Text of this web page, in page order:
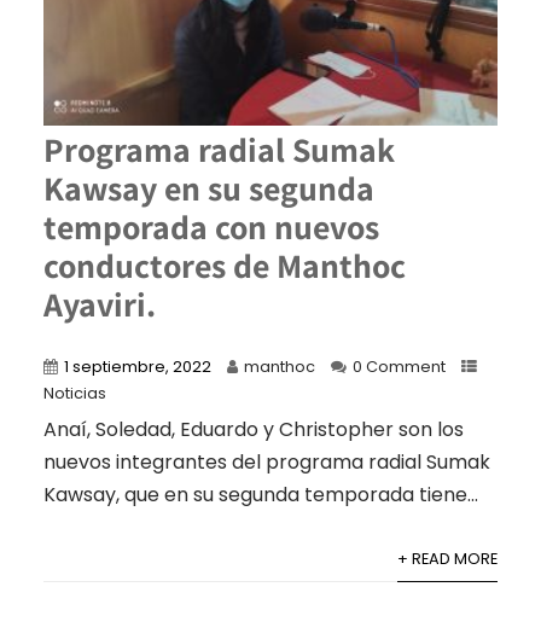
Programa radial Sumak
Kawsay en su segunda
temporada con nuevos
conductores de Manthoc
Ayaviri.
1 septiembre, 2022 manthoc
0 Comment
Noticias
Anaí, Soledad, Eduardo y Christopher son los
nuevos integrantes del programa radial Sumak
Kawsay, que en su segunda temporada tiene...
+ READ MORE